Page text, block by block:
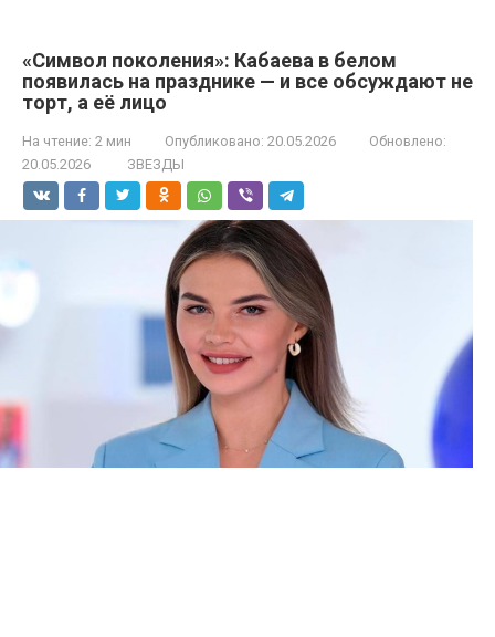
«Символ поколения»: Кабаева в белом
появилась на празднике — и все обсуждают не
торт, а её лицо
На чтение: 2 мин Опубликовано: 20.05.2026
Обновлено:
20.05.2026
ЗВЕЗДЫ